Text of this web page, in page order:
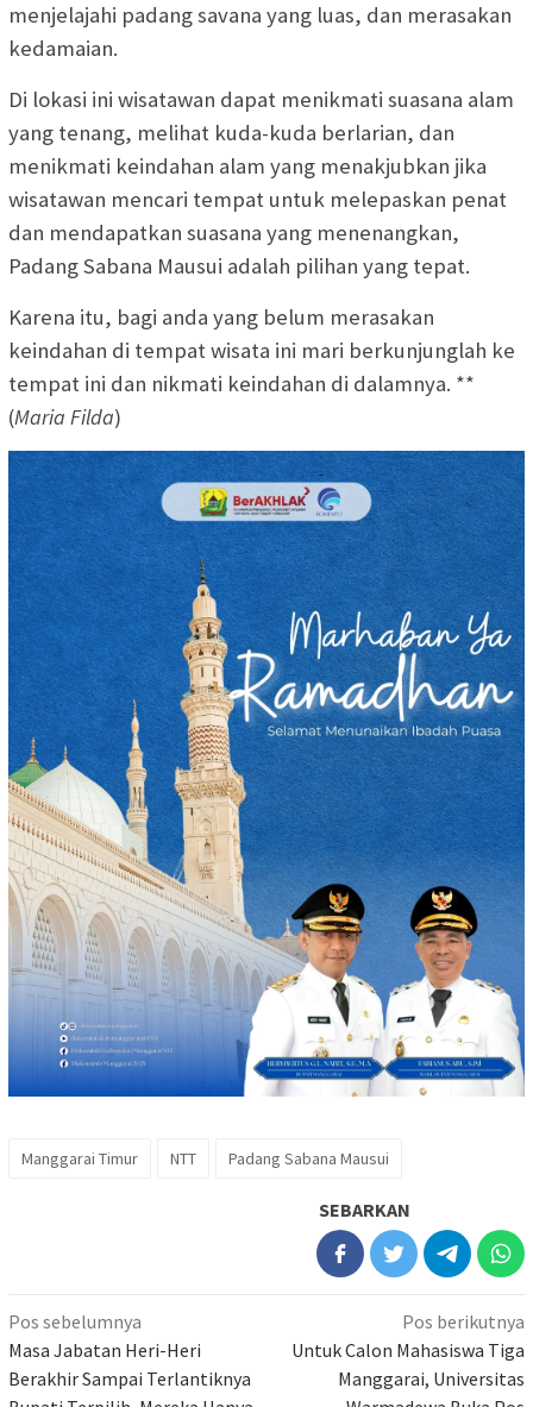
menjelajahi padang savana yang luas, dan merasakan
kedamaian.
Di lokasi ini wisatawan dapat menikmati suasana alam
yang tenang, melihat kuda-kuda berlarian, dan
menikmati keindahan alam yang menakjubkan jika
wisatawan mencari tempat untuk melepaskan penat
dan mendapatkan suasana yang menenangkan,
Padang Sabana Mausui adalah pilihan yang tepat.
Karena itu, bagi anda yang belum merasakan
keindahan di tempat wisata ini mari berkunjunglah ke
tempat ini dan nikmati keindahan di dalamnya. **
(Maria Filda)
Manggarai Timur NTT Padang Sabana Mausui
SEBARKAN
Navigasi
pos
Pos sebelumnya
Masa Jabatan Heri-Heri
Berakhir Sampai Terlantiknya
Pos berikutnya
Untuk Calon Mahasiswa Tiga
Manggarai, Universitas